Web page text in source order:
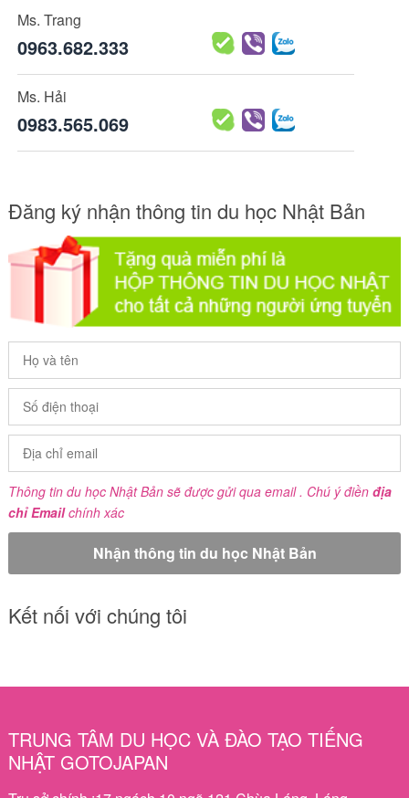
Ms. Trang
0963.682.333
Ms. Hải
0983.565.069
Đăng ký nhận thông tin du học Nhật Bản
Thông tin du học Nhật Bản sẽ được gửi qua email . Chú ý điền địa
chỉ Emailchính xác
Kết nối với chúng tôi
TRUNG TÂM DU HỌC VÀ ĐÀO TẠO TIẾNG
NHẬT GOTOJAPAN